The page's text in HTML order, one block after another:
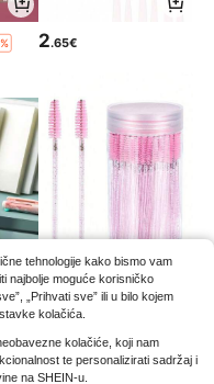
2.65€
2.85€
tehnologije kako bismo vam
najbolje moguće korisničko
„Prihvati sve” ili u bilo kojem
kolačića.
kolačiće, koji nam
te personalizirati sadržaj i
na SHEIN-u.